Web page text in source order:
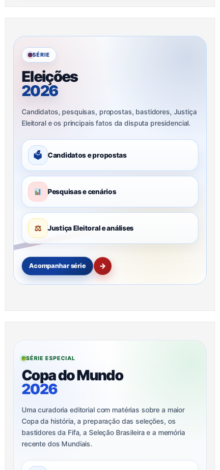
SÉRIE
Eleições
2026
Candidatos, pesquisas, propostas, bastidores, Justiça
Eleitoral e os principais fatos da disputa presidencial.
🗳 Candidatos e propostas
Pesquisas e cenários
⚖ Justiça Eleitoral e análises
Acompanhar série →
SÉRIE ESPECIAL
Copa do Mundo
2026
Uma curadoria editorial com matérias sobre a maior
Copa da história, a preparação das seleções, os
bastidores da Fifa, a Seleção Brasileira e a memória
recente dos Mundiais.